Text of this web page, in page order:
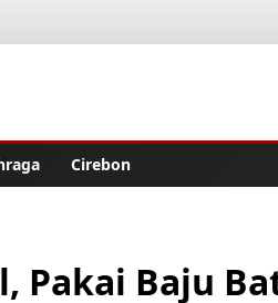
Cirebon
Pakai Baju